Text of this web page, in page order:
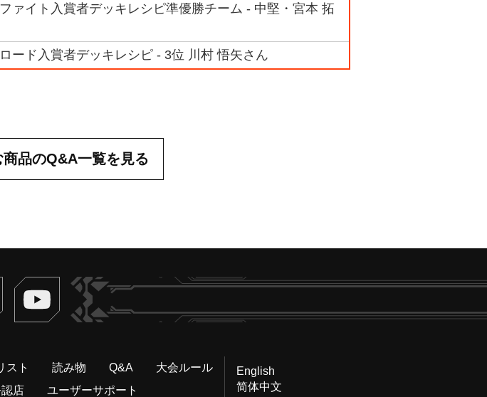
ァイト入賞者デッキレシピ準優勝チーム - 中堅・宮本 拓
ード入賞者デッキレシピ - 3位 川村 悟矢さん
商品のQ&A一覧を見る
Twitter ヴァンガードch
スト 読み物 Q&A
大会ルール
店 ユーザーサポート
English
简体中文